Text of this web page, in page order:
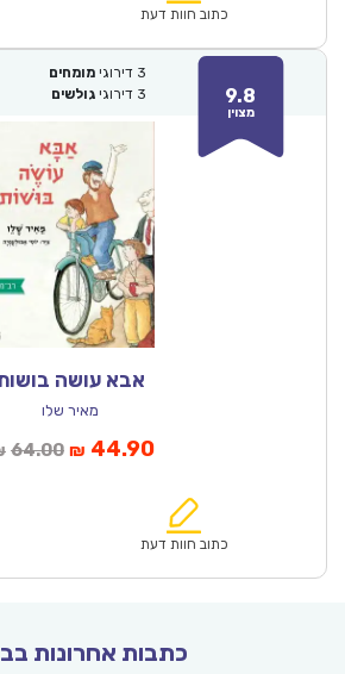
₪61.00.
כתוב חוות דעת
9.8
מצוין
3 דירוגי מומחים
3 דירוגי גולשים
אבא עושה
מאיר שלו
64.00המחיר
₪64.00.
₪ 44.90המחיר
הוא:
כתוב חוות דעת
כתבות אחרונות